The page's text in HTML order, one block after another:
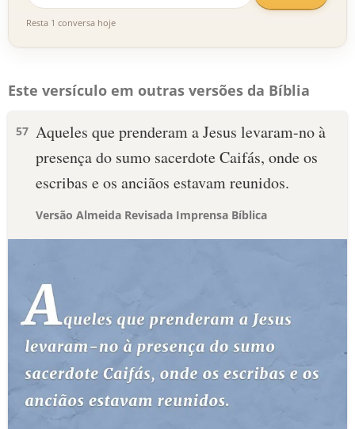
Resta 1 conversa hoje
Este versículo em outras versões da Bíblia
57 Aqueles que prenderam a Jesus levaram-no à
presença do sumo sacerdote Caifás, onde os
escribas e os anciãos estavam reunidos.
Versão Almeida Revisada Imprensa Bíblica